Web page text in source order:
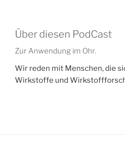
Über diesen PodCast
Zur Anwendung im Ohr.
Wir reden mit Menschen, die
Wirkstoffe und